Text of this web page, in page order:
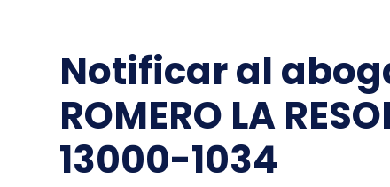
Notificar al
ROMERO LA
13000-1034